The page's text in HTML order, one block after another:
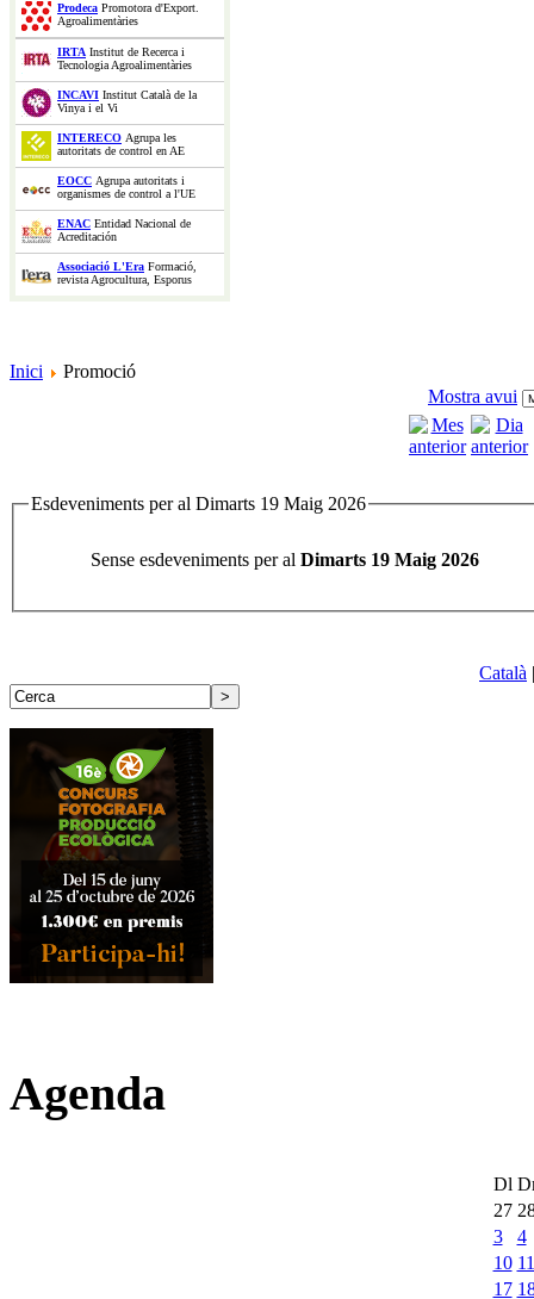
Prodeca Promotora d'Export.
Agroalimentàries
IRTA Institut de Recerca i
Tecnologia Agroalimentàries
INCAVI Institut Català de la
Vinya i el Vi
INTERECO Agrupa les
autoritats de control en AE
EOCC Agrupa autoritats i
organismes de control a l'UE
ENAC Entidad Nacional de
Acreditación
Associació L'Era Formació,
revista Agrocultura, Esporus
Inici
Promoció
Mostra avui
Esdeveniments per al Dimarts 19 Maig 2026
Sense esdeveniments per al Dimarts 19 Maig 2026
Català
Agenda
Dl
27
3
4
10 11
17